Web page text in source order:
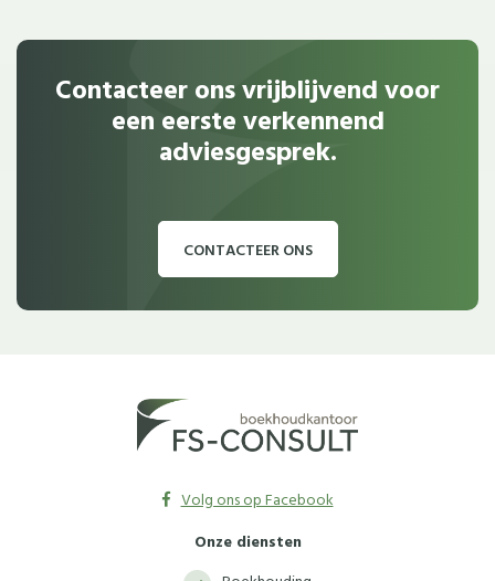
Contacteer ons vrijblijvend voor
een eerste verkennend
adviesgesprek.
CONTACTEER ONS
Volg ons op Facebook
Onze diensten